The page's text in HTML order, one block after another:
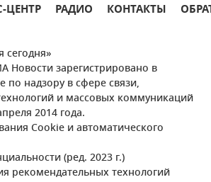
ЦЕНТР РАДИО КОНТАКТЫ
Новости зарегистрировано в
по надзору в сфере связи,
и массовых коммуникаций
2014 года.
Cookie и автоматического
(ред. 2023 г.)
рекомендательных технологий